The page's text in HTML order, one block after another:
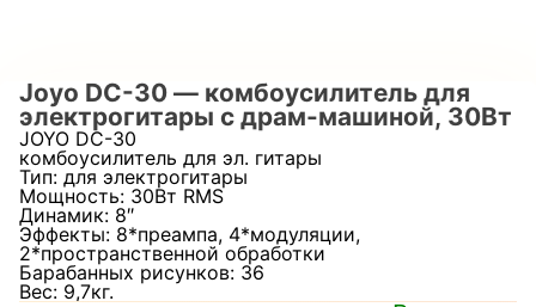
Joyo DC-30 — комбоусилитель для
электрогитары c драм-машиной, 30Вт
JOYO DC-30
комбоусилитель для эл. гитары
Тип: для электрогитары
Мощность: 30Вт RMS
Динамик: 8″
Эффекты: 8*преампа, 4*модуляции,
2*пространственной обработки
Барабанных рисунков: 36
Вес: 9,7кг.